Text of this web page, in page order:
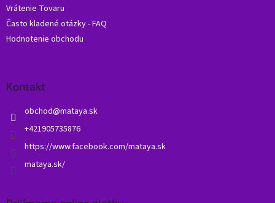
Vrátenie Tovaru
Často kladené otázky - FAQ
Hodnotenie obchodu
Kontakt
obchod@mataya.sk
+421905735876
https://www.facebook.com/mataya.sk
mataya.sk/